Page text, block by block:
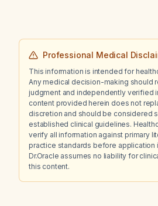
Professional Medical
This information is intended for
Any medical decision-making should
judgment and independently verified
content provided herein does not
discretion and should be considered
established clinical guidelines.
verify all information against primary
practice standards before application
Dr.Oracle assumes no liability for
this content.